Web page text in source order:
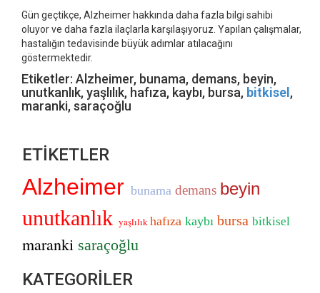
Gün geçtikçe, Alzheimer hakkında daha fazla bilgi sahibi
oluyor ve daha fazla ilaçlarla karşılaşıyoruz. Yapılan çalışmalar,
hastalığın tedavisinde büyük adımlar atılacağını
göstermektedir.
Etiketler: Alzheimer, bunama, demans, beyin,
unutkanlık, yaşlılık, hafıza, kaybı, bursa, bitkisel ,
maranki, saraçoğlu
ETİKETLER
Alzheimer bunama demans beyin
unutkanlık yaşlılıkhafıza kaybı bursa bitkisel
maranki saraçoğlu
KATEGORİLER